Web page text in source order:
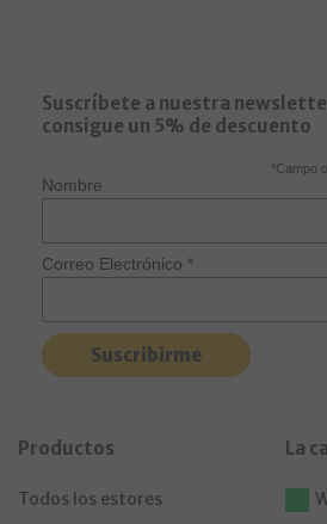
Suscríbete a nuestra
consigue un 5% de descuento
*Campo
Nombre
Correo Electrónico *
Productos
Todos los estores
La